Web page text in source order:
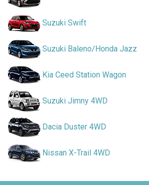
Suzuki Swift
Suzuki Baleno/Honda Jazz
Kia Ceed Station Wagon
Suzuki Jimny 4WD
Dacia Duster 4WD
Nissan X-Trail 4WD